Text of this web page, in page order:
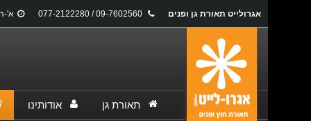
אגרולייט תאורת גן ופנים א'-ה': 08:30-
תאורת גן אודותינו